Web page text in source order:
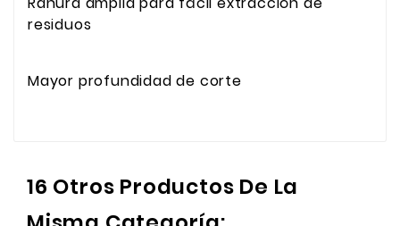
residuos
Mayor profundidad de corte
16 Otros Productos De La